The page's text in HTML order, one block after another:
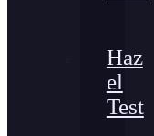
Haz
el
Test